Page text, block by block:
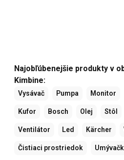
Najobľúbenejšie produkty v
Kimbine:
Vysávač Pumpa Monitor
Kufor Bosch Olej Stôl
Ventilátor Led Kärcher
Čistiaci prostriedok